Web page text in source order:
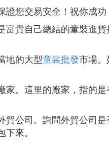
證您交易安全！祝你成功
富貴自己總結的童裝進
地的大型童裝批發市場。
家。這里的廠家，指的
貿公司。詢問外貿公司
下來。